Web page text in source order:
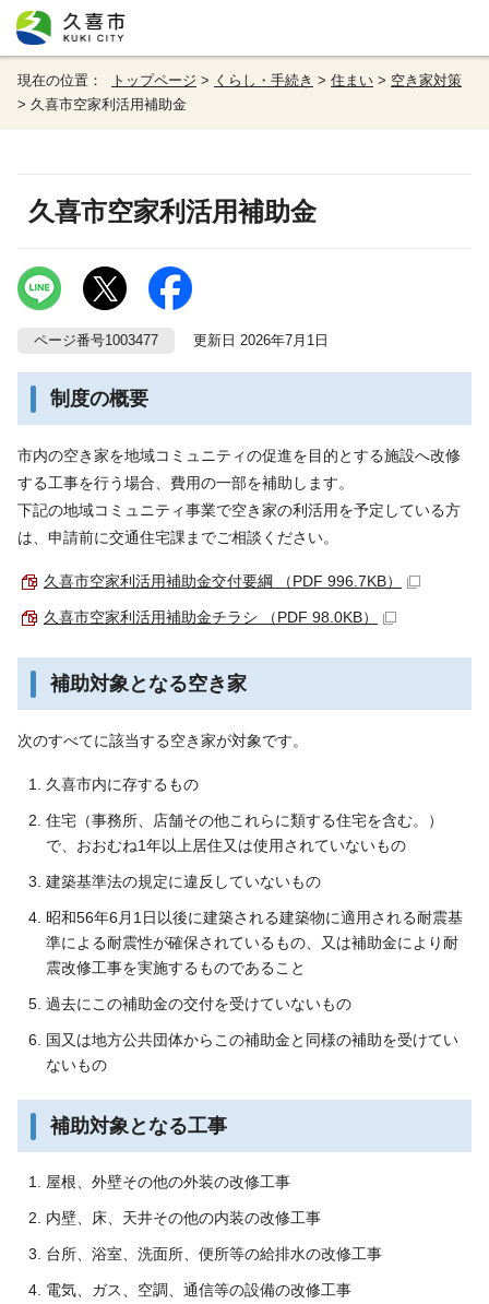
現在の位置： トップページ > くらし・手続き > 住まい > 空き家対策
> 久喜市空家利活用補助金
久喜市空家利活用補助金
ページ番号1003477 更新日 2026年7月1日
制度の概要
市内の空き家を地域コミュニティの促進を目的とする施設へ改修
する工事を行う場合、費用の一部を補助します。
下記の地域コミュニティ事業で空き家の利活用を予定している方
は、申請前に交通住宅課までご相談ください。
久喜市空家利活用補助金交付要綱 （PDF 996.7KB）
久喜市空家利活用補助金チラシ （PDF 98.0KB）
補助対象となる空き家
次のすべてに該当する空き家が対象です。
久喜市内に存するもの
住宅（事務所、店舗その他これらに類する住宅を含む。）
で、おおむね1年以上居住又は使用されていないもの
建築基準法の規定に違反していないもの
昭和56年6月1日以後に建築される建築物に適用される耐震基
準による耐震性が確保されているもの、又は補助金により耐
震改修工事を実施するものであること
過去にこの補助金の交付を受けていないもの
国又は地方公共団体からこの補助金と同様の補助を受けてい
ないもの
補助対象となる工事
屋根、外壁その他の外装の改修工事
内壁、床、天井その他の内装の改修工事
台所、浴室、洗面所、便所等の給排水の改修工事
電気、ガス、空調、通信等の設備の改修工事